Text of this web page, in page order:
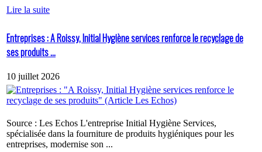
Lire la suite
Entreprises : A Roissy, Initial Hygiène services renforce le recyclage de
ses produits ...
10 juillet 2026
Source : Les Echos L'entreprise Initial Hygiène Services,
spécialisée dans la fourniture de produits hygiéniques pour les
entreprises, modernise son ...